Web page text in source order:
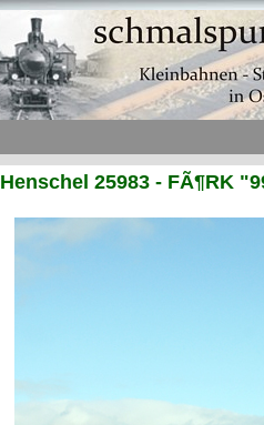
Henschel 25983 - FÃ¶RK